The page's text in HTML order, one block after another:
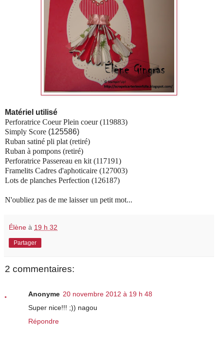
Matériel utilisé
Perforatrice Coeur Plein coeur (119883)
Simply Score (125586)
Ruban satiné pli plat (retiré)
Ruban à pompons (retiré)
Perforatrice Passereau en kit (117191)
Framelits Cadres d'aphoticaire (127003)
Lots de planches Perfection (126187)
N'oubliez pas de me laisser un petit mot...
Élène à 19 h 32
Partager
2 commentaires:
Anonyme 20 novembre 2012 à 19 h 48
Super nice!!! ;)) nagou
Répondre